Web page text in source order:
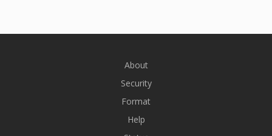
About
Security
Format
Help